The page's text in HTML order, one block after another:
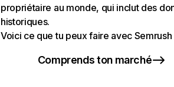
propriétaire au monde, qui inclut des
historiques.
Voici ce que tu peux faire avec Semrush
Comprends ton marché